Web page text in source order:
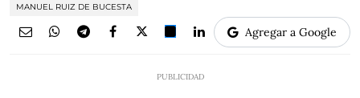
MANUEL RUIZ DE BUCESTA
Agregar a Google